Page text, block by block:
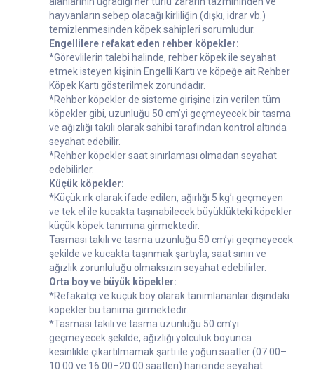
hayvanların sebep olacağı kirliliğin (dışkı, idrar vb.)
temizlenmesinden köpek sahipleri sorumludur.
Engellilere refakat eden rehber köpekler:
*Görevlilerin talebi halinde, rehber köpek ile seyahat
etmek isteyen kişinin Engelli Kartı ve köpeğe ait Rehber
Köpek Kartı gösterilmek zorundadır.
*Rehber köpekler de sisteme girişine izin verilen tüm
köpekler gibi, uzunluğu 50 cm’yi geçmeyecek bir tasma
ve ağızlığı takılı olarak sahibi tarafından kontrol altında
seyahat edebilir.
*Rehber köpekler saat sınırlaması olmadan seyahat
edebilirler.
Küçük köpekler:
*Küçük ırk olarak ifade edilen, ağırlığı 5 kg’ı geçmeyen
ve tek el ile kucakta taşınabilecek büyüklükteki köpekler
küçük köpek tanımına girmektedir.
Tasması takılı ve tasma uzunluğu 50 cm’yi geçmeyecek
şekilde ve kucakta taşınmak şartıyla, saat sınırı ve
ağızlık zorunluluğu olmaksızın seyahat edebilirler.
Orta boy ve büyük köpekler:
*Refakatçi ve küçük boy olarak tanımlananlar dışındaki
köpekler bu tanıma girmektedir.
*Tasması takılı ve tasma uzunluğu 50 cm’yi
geçmeyecek şekilde, ağızlığı yolculuk boyunca
kesinlikle çıkartılmamak şartı ile yoğun saatler (07.00–
10.00 ve 16.00–20.00 saatleri) haricinde seyahat